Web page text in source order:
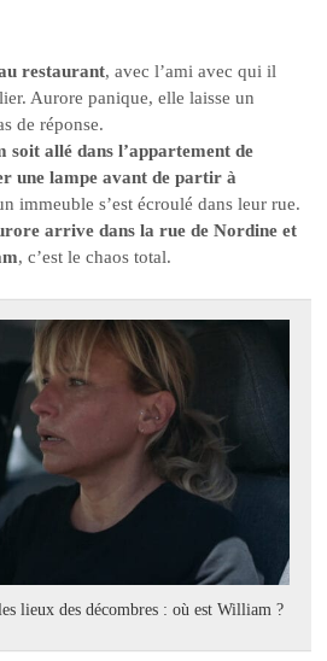
restaurant, avec l’ami avec qui il
Aurore panique, elle laisse un
de réponse.
soit allé dans l’appartement de
une lampe avant de partir à
immeuble s’est écroulé dans leur rue.
arrive dans la rue de Nordine et
, c’est le chaos total.
lieux des décombres : où est William ?